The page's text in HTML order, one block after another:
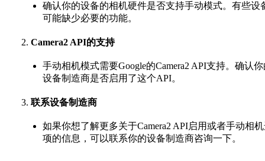
确认你的设备的相机硬件是否支持手动模式。有些设
可能缺少必要的功能。
Camera2 API的支持
手动相机模式需要Google的Camera2 API支持。确认
设备制造商是否启用了这个API。
联系设备制造商
如果你想了解更多关于Camera2 API启用或者手动相
项的信息，可以联系你的设备制造商咨询一下。